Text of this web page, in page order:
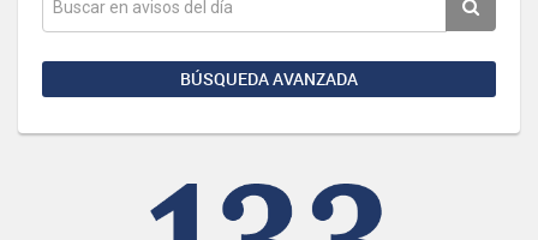
BÚSQUEDA AVANZADA